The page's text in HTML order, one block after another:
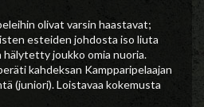
olivat varsin haastavat;
esteiden johdosta iso liuta
hälytetty joukko omia nuoria.
kahdeksan Kampparipelaajan
(juniori). Loistavaa kokemusta